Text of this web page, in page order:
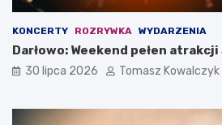
KONCERTY ROZRYWKA WYDARZENIA
Darłowo: Weekend pełen
30 lipca 2026 Tomasz Kowalczyk